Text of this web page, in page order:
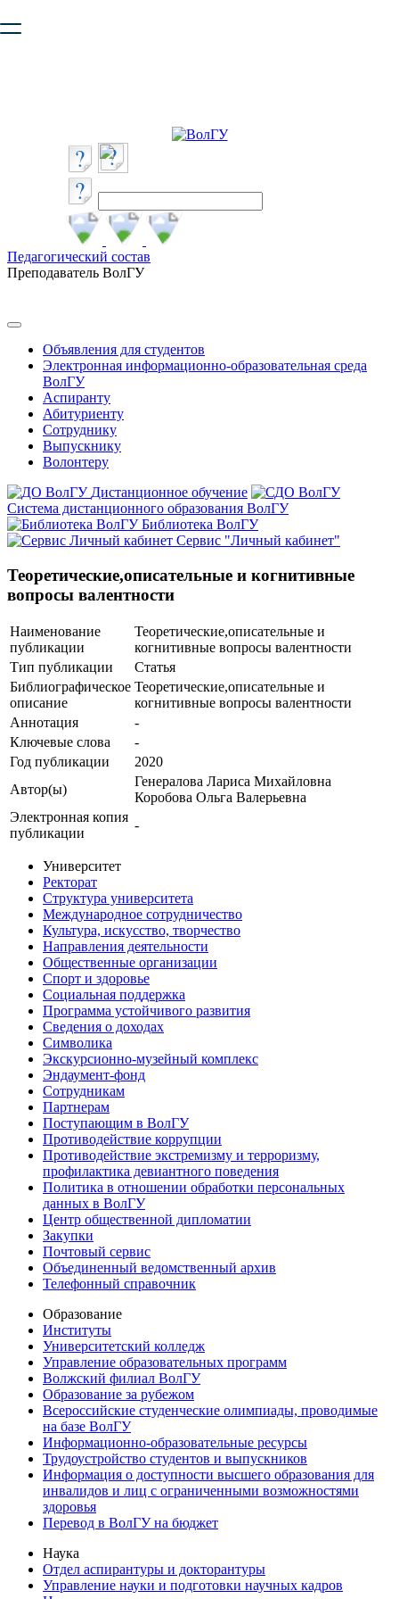
безопасную работу с сайтом. Пожалуйста
Педагогический состав
Преподаватель ВолГУ
Объявления для студентов
Электронная информационно-образовательная среда
ВолГУ
Аспиранту
Абитуриенту
Сотруднику
Выпускнику
Волонтеру
Дистанционное обучение
Система дистанционного образования ВолГУ
Библиотека ВолГУ
Сервис "Личный кабинет"
Теоретические,описательные и когнитивные
вопросы валентности
Наименование
публикации
Теоретические,описательные и
когнитивные вопросы валентности
Тип публикации
Статья
Библиографическое
описание
Теоретические,описательные и
когнитивные вопросы валентности
Аннотация
-
Ключевые cлова
-
Год публикации
2020
Автор(ы)
Генералова Лариса Михайловна
Коробова Ольга Валерьевна
Электронная копия
публикации
-
Университет
Ректорат
Структура университета
Международное сотрудничество
Культура, искусство, творчество
Направления деятельности
Общественные организации
Спорт и здоровье
Социальная поддержка
Программа устойчивого развития
Сведения о доходах
Символика
Экскурсионно-музейный комплекс
Эндаумент-фонд
Сотрудникам
Партнерам
Поступающим в ВолГУ
Противодействие коррупции
Противодействие экстремизму и терроризму,
профилактика девиантного поведения
Политика в отношении обработки персональных
данных в ВолГУ
Центр общественной дипломатии
Закупки
Почтовый сервис
Объединенный ведомственный архив
Телефонный справочник
Образование
Институты
Университетский колледж
Управление образовательных программ
Волжский филиал ВолГУ
Образование за рубежом
Всероссийские студенческие олимпиады, проводимые
на базе ВолГУ
Информационно-образовательные ресурсы
Трудоустройство студентов и выпускников
Информация о доступности высшего образования для
инвалидов и лиц с ограниченными возможностями
здоровья
Перевод в ВолГУ на бюджет
Наука
Отдел аспирантуры и докторантуры
Управление науки и подготовки научных кадров